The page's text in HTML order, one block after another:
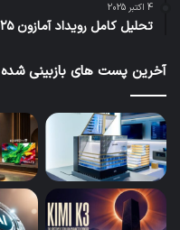
4 اکتبر 2025
تحلیل کامل رویداد آمازون ۲۰۲۵ ؛ از کیندل رنگی تا هوش مصنوعی
آخرین پست های بازبینی شده